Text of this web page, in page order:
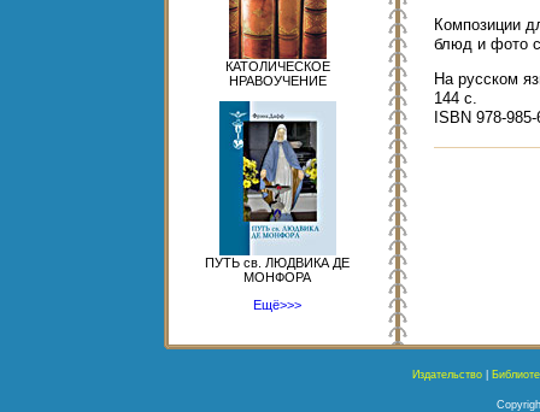
КАТОЛИЧЕСКОЕ
НРАВОУЧЕНИЕ
ПУТЬ св. ЛЮДВИКА ДЕ
МОНФОРА
Ещё>>>
Композиции
блюд и фото
На русском
144 с.
ISBN 978-
Издательство|